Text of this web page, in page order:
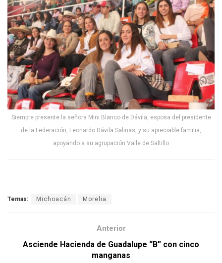
Siempre presente la señora Mini Blanco de Dávila, esposa del presidente
de la Federación, Leonardo Dávila Salinas, y su apreciable familia,
apoyando a su agrupación Valle de Saltillo
Temas: Michoacán Morelia
Anterior
Asciende Hacienda de Guadalupe “B” con cinco
manganas